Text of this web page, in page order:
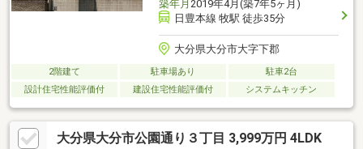
築年月 2019年4月(築7年5ヶ月)
日豊本線 牧駅 徒歩35分
大分県大分市大字下郡
2階建て 駐車場あり
駐車2台
設計住宅性能評価付
建設住宅性能評価付 システムキッチン
大分県大分市公園通り３丁目 3,999万円 4LDK